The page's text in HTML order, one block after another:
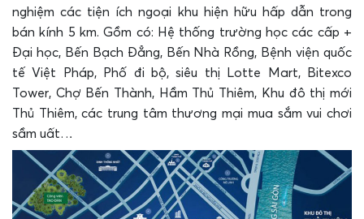
nghiệm các tiện ích ngoại khu hiện hữu hấp dẫn trong
bán kính 5 km. Gồm có: Hệ thống trường học các cấp +
Đại học, Bến Bạch Đẳng, Bến Nhà Rồng, Bệnh viện quốc
tế Việt Pháp, Phố đi bộ, siêu thị Lotte Mart, Bitexco
Tower, Chợ Bến Thành, Hầm Thủ Thiêm, Khu đô thị mới
Thủ Thiêm, các trung tâm thương mại mua sắm vui chơi
sầm uất…